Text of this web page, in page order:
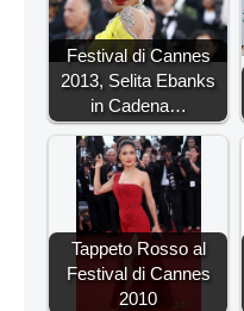
Festival di Cannes
2013, Selita Ebanks
in Cadena…
Tappeto Rosso al
Festival di Cannes
2010